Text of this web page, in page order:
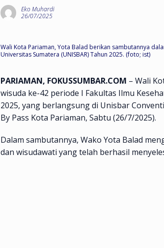
Eko Muhardi
26/07/2025
Wali Kota Pariaman, Yota Balad berikan sambutannya
Universitas Sumatera (UNISBAR) Tahun 2025. (foto; ist)
PARIAMAN, FOKUSSUMBAR.COM – Wali
wisuda ke-42 periode I Fakultas Ilmu
2025, yang berlangsung di Unisbar
By Pass Kota Pariaman, Sabtu (26/7/2025).
Dalam sambutannya, Wako Yota Balad
dan wisudawati yang telah berhasil